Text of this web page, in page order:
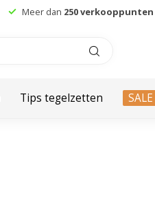
Meer dan 250 verkooppunten
Tips tegelzetten SALE